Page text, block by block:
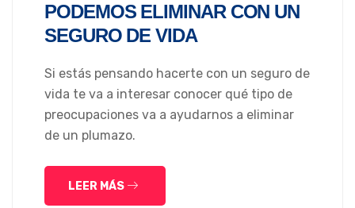
PODEMOS ELIMINAR CON UN
SEGURO DE VIDA
Si estás pensando hacerte con un seguro de
vida te va a interesar conocer qué tipo de
preocupaciones va a ayudarnos a eliminar
de un plumazo.
LEER MÁS